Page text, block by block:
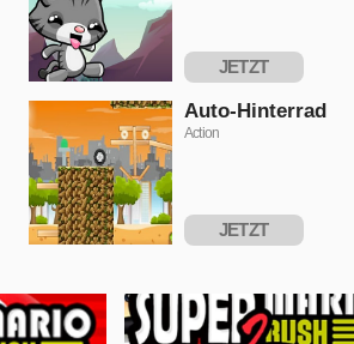
JETZT
Auto-Hinterrad
Action
JETZT